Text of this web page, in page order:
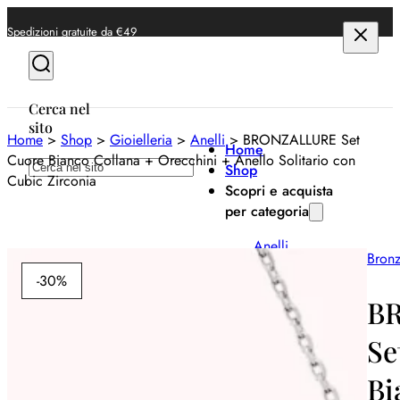
Spedizioni gratuite da €49
Cerca nel
sito
Cerca
Home
Shop
Scopri e acquista
per categoria
Anelli
Bracciali
Collane
Orecchini
Home> Shop > Gioielleria > Anelli> BRONZALLURE Set
Cuore Bianco Collana + Orecchini + Anello Solitario con
Cubic Zirconia
-30%